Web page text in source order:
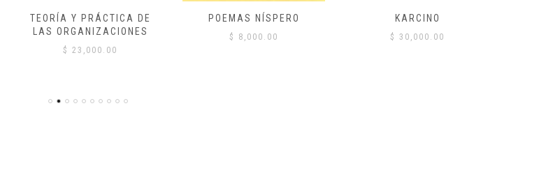
TEORÍA Y PRÁCTICA DE
LAS ORGANIZACIONES
$ 23,000.00
POEMAS NÍSPERO
$ 8,000.00
KARCINO
$ 30,000.00